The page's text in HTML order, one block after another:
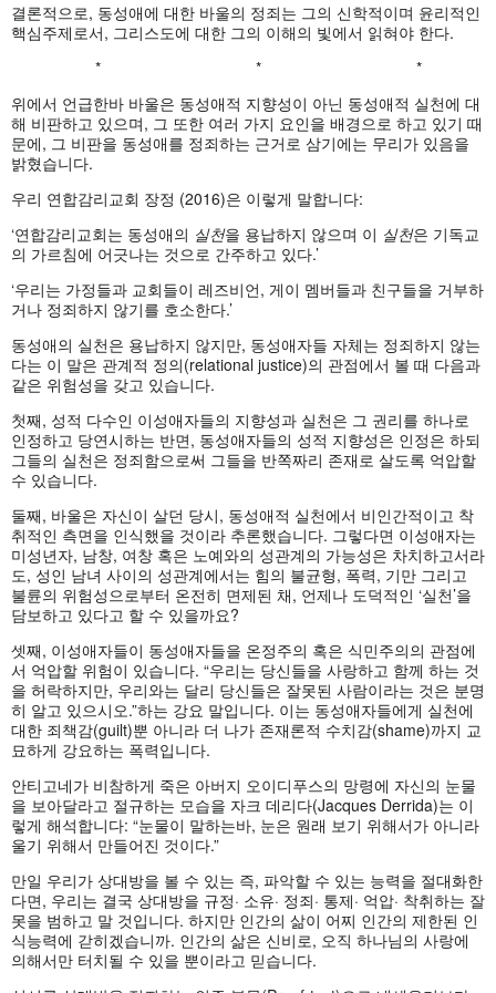
결론적으로, 동성애에 대한 바울의 정죄는 그의 신학적이며 윤리적인
핵심주제로서, 그리스도에 대한 그의 이해의 빛에서 읽혀야 한다.
* * *
위에서 언급한바 바울은 동성애적 지향성이 아닌 동성애적 실천에 대
해 비판하고 있으며, 그 또한 여러 가지 요인을 배경으로 하고 있기 때
문에, 그 비판을 동성애를 정죄하는 근거로 삼기에는 무리가 있음을
밝혔습니다.
우리 연합감리교회 장정 (2016)은 이렇게 말합니다:
‘연합감리교회는 동성애의 실천을 용납하지 않으며 이 실천은 기독교
의 가르침에 어긋나는 것으로 간주하고 있다.’
‘우리는 가정들과 교회들이 레즈비언, 게이 멤버들과 친구들을 거부하
거나 정죄하지 않기를 호소한다.’
동성애의 실천은 용납하지 않지만, 동성애자들 자체는 정죄하지 않는
다는 이 말은 관계적 정의(relational justice)의 관점에서 볼 때 다음과
같은 위험성을 갖고 있습니다.
첫째, 성적 다수인 이성애자들의 지향성과 실천은 그 권리를 하나로
인정하고 당연시하는 반면, 동성애자들의 성적 지향성은 인정은 하되
그들의 실천은 정죄함으로써 그들을 반쪽짜리 존재로 살도록 억압할
수 있습니다.
둘째, 바울은 자신이 살던 당시, 동성애적 실천에서 비인간적이고 착
취적인 측면을 인식했을 것이라 추론했습니다. 그렇다면 이성애자는
미성년자, 남창, 여창 혹은 노예와의 성관계의 가능성은 차치하고서라
도, 성인 남녀 사이의 성관계에서는 힘의 불균형, 폭력, 기만 그리고
불륜의 위험성으로부터 온전히 면제된 채, 언제나 도덕적인 ‘실천’을
담보하고 있다고 할 수 있을까요?
셋째, 이성애자들이 동성애자들을 온정주의 혹은 식민주의의 관점에
서 억압할 위험이 있습니다. “우리는 당신들을 사랑하고 함께 하는 것
을 허락하지만, 우리와는 달리 당신들은 잘못된 사람이라는 것은 분명
히 알고 있으시오.”하는 강요 말입니다. 이는 동성애자들에게 실천에
대한 죄책감(guilt)뿐 아니라 더 나가 존재론적 수치감(shame)까지 교
묘하게 강요하는 폭력입니다.
안티고네가 비참하게 죽은 아버지 오이디푸스의 망령에 자신의 눈물
을 보아달라고 절규하는 모습을 자크 데리다(Jacques Derrida)는 이
렇게 해석합니다: “눈물이 말하는바, 눈은 원래 보기 위해서가 아니라
울기 위해서 만들어진 것이다.”
만일 우리가 상대방을 볼 수 있는 즉, 파악할 수 있는 능력을 절대화한
다면, 우리는 결국 상대방을 규정· 소유· 정죄· 통제· 억압· 착취하는 잘
못을 범하고 말 것입니다. 하지만 인간의 삶이 어찌 인간의 제한된 인
식능력에 갇히겠습니까. 인간의 삶은 신비로, 오직 하나님의 사랑에
의해서만 터치될 수 있을 뿐이라고 믿습니다.